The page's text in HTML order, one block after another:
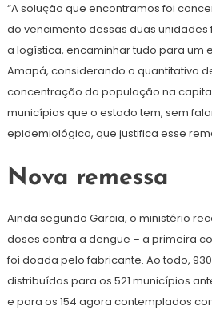
“A solução que encontramos foi
do vencimento dessas duas
a logística, encaminhar tudo para um
Amapá, considerando o quantitativo
concentração da população na
municípios que o estado tem, sem
epidemiológica, que justifica esse
Nova remessa
Ainda segundo Garcia, o ministério
doses contra a dengue – a primeira
foi doada pelo fabricante. Ao todo,
distribuídas para os 521 municípios
e para os 154 agora contemplados